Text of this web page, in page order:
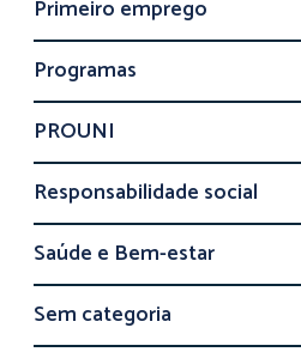
Primeiro emprego
Programas
PROUNI
Responsabilidade social
Saúde e Bem-estar
Sem categoria